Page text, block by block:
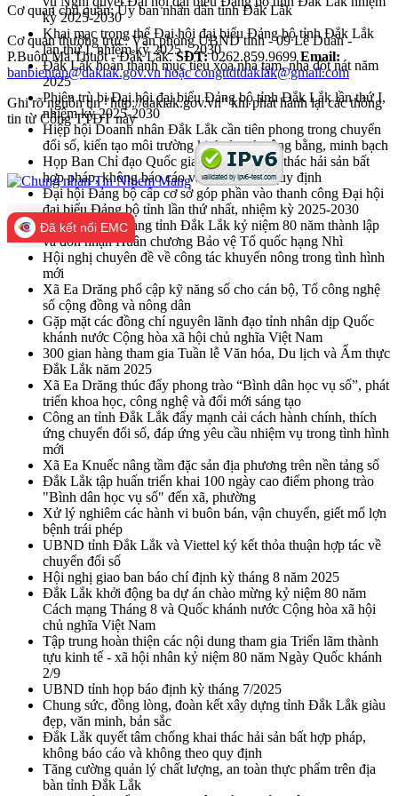
kỳ 2025-2030
Khai mạc trọng thể Đại hội đại biểu Đảng bộ tỉnh Đắk Lắk
lần thứ I, nhiệm kỳ 2025 - 2030
Đắk Lắk hoàn thành mục tiêu xóa nhà tạm, nhà dột nát năm
2025
Phiên trù bị Đại hội đại biểu Đảng bộ tỉnh Đắk Lắk lần thứ I,
nhiệm kỳ 2025-2030
Hiệp hội Doanh nhân Đắk Lắk cần tiên phong trong chuyển
đổi số, kiến tạo môi trường kinh doanh công bằng, minh bạch
Họp Ban Chỉ đạo Quốc gia về chống khai thác hải sản bất
hợp pháp, không báo cáo và không theo quy định
Đại hội Đảng bộ cấp cơ sở góp phần vào thanh công Đại hội
đại biểu Đảng bộ tỉnh lần thứ nhất, nhiệm kỳ 2025-2030
Lực lượng vũ trang tỉnh Đắk Lắk kỷ niệm 80 năm thành lập
và đón nhận Huân chương Bảo vệ Tổ quốc hạng Nhì
Hội nghị chuyên đề về công tác khuyến nông trong tình hình
mới
Xã Ea Drăng phổ cập kỹ năng số cho cán bộ, Tổ công nghệ
số cộng đồng và nông dân
Gặp mặt các đồng chí nguyên lãnh đạo tỉnh nhân dịp Quốc
khánh nước Cộng hòa xã hội chủ nghĩa Việt Nam
300 gian hàng tham gia Tuần lễ Văn hóa, Du lịch và Ẩm thực
Đắk Lắk năm 2025
Xã Ea Drăng thúc đẩy phong trào “Bình dân học vụ số”, phát
triển khoa học, công nghệ và đổi mới sáng tạo
Công an tỉnh Đắk Lắk đẩy mạnh cải cách hành chính, thích
ứng chuyển đổi số, đáp ứng yêu cầu nhiệm vụ trong tình hình
mới
Xã Ea Knuếc nâng tầm đặc sản địa phương trên nền tảng số
Đắk Lắk tập huấn triển khai 100 ngày cao điểm phong trào
"Bình dân học vụ số" đến xã, phường
Xử lý nghiêm các hành vi buôn bán, vận chuyển, giết mổ lợn
bệnh trái phép
UBND tỉnh Đắk Lắk và Viettel ký kết thỏa thuận hợp tác về
chuyển đổi số
Hội nghị giao ban báo chí định kỳ tháng 8 năm 2025
Đắk Lắk khởi động ba dự án chào mừng kỷ niệm 80 năm
Cách mạng Tháng 8 và Quốc khánh nước Cộng hòa xã hội
chủ nghĩa Việt Nam
Tập trung hoàn thiện các nội dung tham gia Triển lãm thành
tựu kinh tế - xã hội nhân kỷ niệm 80 năm Ngày Quốc khánh
2/9
UBND tỉnh họp báo định kỳ tháng 7/2025
Chung sức, đồng lòng, đoàn kết xây dựng tỉnh Đắk Lắk giàu
đẹp, văn minh, bản sắc
Đắk Lắk quyết tâm chống khai thác hải sản bất hợp pháp,
không báo cáo và không theo quy định
Tăng cường quản lý chất lượng, an toàn thực phẩm trên địa
bàn tỉnh Đắk Lắk
Cơ quan chủ quản: Ủy ban nhân dân tỉnh Đắk Lắk
Cơ quan thường trực: Văn phòng UBND tỉnh - 09 Lê Duẩn -
P.Buôn Ma Thuột - Đắk Lắk.SĐT:0262.859.9699 Email:
banbientap@daklak.gov.vn hoặc congttdtdaklak@gmail.com
Ghi rõ nguồn tin "http://daklak.gov.vn" khi phát hành lại các thông
tin từ Cổng TTĐT này
Đã kết nối EMC